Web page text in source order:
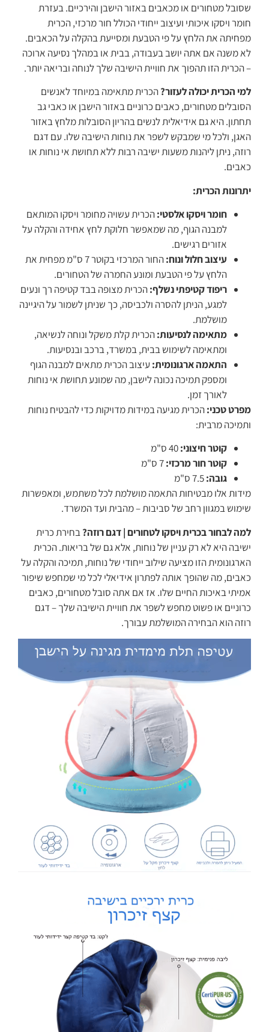
שסובל מטחורים או מכאבים באזור הישבן והירכיים. בעזרת
חומר ויסקו איכותי ועיצוב ייחודי הכולל חור מרכזי, הכרית
מפחיתה את הלחץ על פי הטבעת ומסייעת בהקלה על הכאבים.
לא משנה אם אתה יושב בעבודה, בבית או במהלך נסיעה ארוכה
– הכרית הזו תהפוך את חוויית הישיבה שלך לנוחה ובריאה יותר.
למי הכרית יכולה לעזור?הכרית מתאימה במיוחד לאנשים
הסובלים מטחורים, כאבים כרוניים באזור הישבן או כאבי גב
תחתון. היא גם אידיאלית לנשים בהריון הסובלות מלחץ באזור
האגן, ולכל מי שמבקש לשפר את נוחות הישיבה שלו. עם דגם
רוזה, ניתן ליהנות משעות ישיבה רבות ללא תחושת אי נוחות או
כאבים.
יתרונות הכרית:
חומר ויסקו אלסטי:הכרית עשויה מחומר ויסקו המותאם
למבנה הגוף, מה שמאפשר חלוקת לחץ אחידה והקלה על
אזורים רגישים.
עיצוב חלול ונוח:
החור המרכזי בקוטר 7 ס"מ מפחית את
הלחץ על פי הטבעת ומונע החמרה של הטחורים.
ריפוד קטיפתי נשלף:הכרית מצופה בבד קטיפה רך ונעים
למגע, הניתן להסרה ולכביסה, כך שניתן לשמור על היגיינה
מושלמת.
מתאימה לנסיעות:הכרית קלת משקל ונוחה לנשיאה,
ומתאימה לשימוש בבית, במשרד, ברכב ובנסיעות.
התאמה ארגונומית: עיצוב הכרית מתאים למבנה הגוף
ומספק תמיכה נכונה לישבן, מה שמונע תחושת אי נוחות
לאורך זמן.
מפרט טכני:הכרית מגיעה במידות מדויקות כדי להבטיח נוחות
ותמיכה מרבית:
קוטר חיצוני:
קוטר חור מרכזי:
גובה:
מידות אלו מבטיחות התאמה מושלמת לכל משתמש, ומאפשרות
שימוש במגוון רחב של סביבות – מהבית ועד המשרד.
למה לבחור בכרית ויסקו לטחורים | דגם רוזה?בחירת כרית
ישיבה היא לא רק עניין של נוחות, אלא גם של בריאות. הכרית
הארגונומית הזו מציעה שילוב ייחודי של נוחות, תמיכה והקלה על
כאבים, מה שהופך אותה לפתרון אידיאלי לכל מי שמחפש שיפור
אמיתי באיכות החיים שלו. אז אם אתה סובל מטחורים, כאבים
כרוניים או פשוט מחפש לשפר את חוויית הישיבה שלך – דגם
רוזה הוא הבחירה המושלמת עבורך.